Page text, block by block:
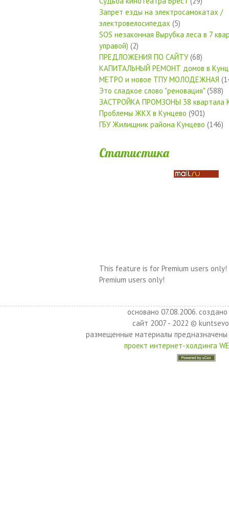
Запрет езды на электросамокатах /
электровелосипедах (5)
SOS незаконная Вырубка леса в 7
управой) (2)
ПРЕДЛОЖЕНИЯ ПО САЙТУ(68)
КАПИТАЛЬНЫЙ РЕМОНТ домов в
МЕТРО и новое ТПУ МОЛОДЕЖНАЯ
Это сладкое слово "реновация" (588)
ЗАСТРОЙКА ПРОМЗОНЫ 38 квартала
Проблемы ЖКХ в Кунцево (901)
ГБУ Жилищник района Кунцево (146)
Статистика
This feature is for Premium users only!
Premium users only!
основано 07.08.2006.
сайт 2007 - 2022 ©
размещенные материалы
проект интернет-холдинга